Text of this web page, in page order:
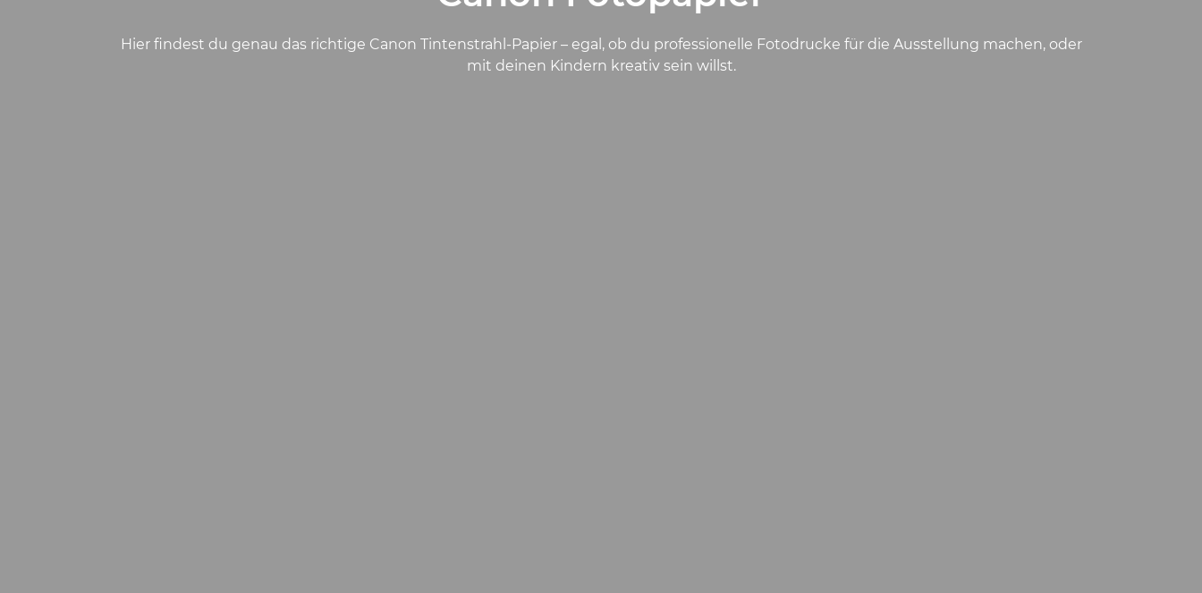
Hier findest du genau das richtige Canon Tintenstrahl-Papier – egal, ob du professionelle Fotodrucke für die Ausstellung machen, oder
mit deinen Kindern kreativ sein willst.